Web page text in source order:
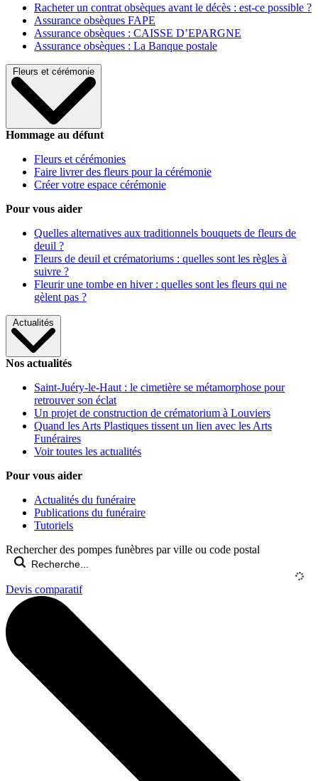
Racheter un contrat obsèques avant le décès : est-ce possible ?
Assurance obsèques FAPE
Assurance obsèques : CAISSE D’EPARGNE
Assurance obsèques : La Banque postale
Fleurs et cérémonie
Hommage au défunt
Fleurs et cérémonies
Faire livrer des fleurs pour la cérémonie
Créer votre espace cérémonie
Pour vous aider
Quelles alternatives aux traditionnels bouquets de fleurs de
deuil ?
Fleurs de deuil et crématoriums : quelles sont les règles à
suivre ?
Fleurir une tombe en hiver : quelles sont les fleurs qui ne
gèlent pas ?
Actualités
Nos actualités
Saint-Juéry-le-Haut : le cimetière se métamorphose pour
retrouver son éclat
Un projet de construction de crématorium à Louviers
Quand les Arts Plastiques tissent un lien avec les Arts
Funéraires
Voir toutes les actualités
Pour vous aider
Actualités du funéraire
Publications du funéraire
Tutoriels
Rechercher des pompes funèbres par ville ou code postal
Devis comparatif